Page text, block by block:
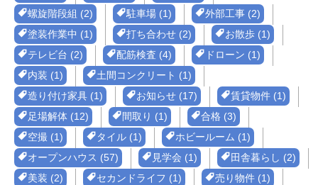
螺旋階段組 (2)
駐車場 (1)
外部工事 (2)
塗装作業中 (1)
打ち合わせ (2)
お散歩 (1)
テレビ台 (2)
配筋検査 (4)
ドローン (1)
内装 (1)
土間コンクリート (1)
造り付け家具 (1)
お知らせ (17)
賃貸物件 (1)
足場解体 (12)
間取り (1)
合格 (3)
空撮 (1)
タイル (1)
ホビールーム (1)
オープンハウス (57)
見学会 (1)
田舎暮らし (2)
美装 (2)
セカンドライフ (1)
売り物件 (1)